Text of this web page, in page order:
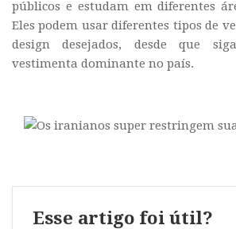
públicos e estudam em diferentes
Eles podem usar diferentes tipos de
design desejados, desde que
vestimenta dominante no país.
Esse artigo foi útil?